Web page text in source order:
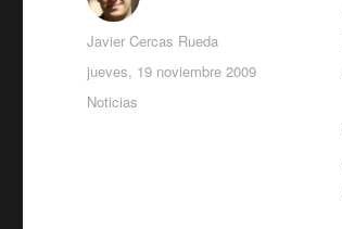
Autor
Javier Cercas Rueda
Publicado
el
jueves, 19 noviembre 2009
Categorías
Noticias